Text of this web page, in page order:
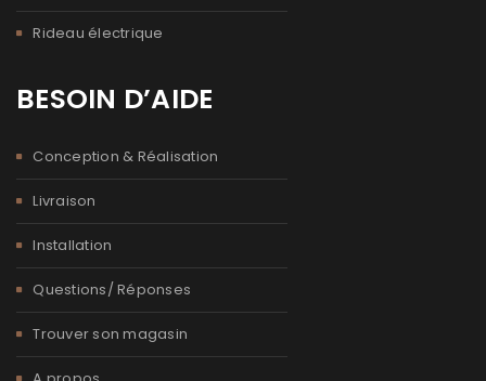
Rideau électrique
BESOIN D’AIDE
Conception & Réalisation
Livraison
Installation
Questions/ Réponses
Trouver son magasin